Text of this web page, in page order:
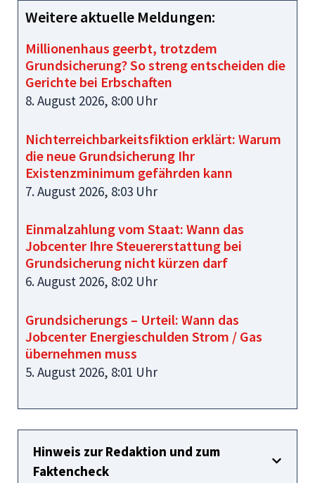
Weitere aktuelle Meldungen:
Millionenhaus geerbt, trotzdem
Grundsicherung? So streng entscheiden die
Gerichte bei Erbschaften
8. August 2026, 8:00 Uhr
Nichterreichbarkeitsfiktion erklärt: Warum
die neue Grundsicherung Ihr
Existenzminimum gefährden kann
7. August 2026, 8:03 Uhr
Einmalzahlung vom Staat: Wann das
Jobcenter Ihre Steuererstattung bei
Grundsicherung nicht kürzen darf
6. August 2026, 8:02 Uhr
Grundsicherungs – Urteil: Wann das
Jobcenter Energieschulden Strom / Gas
übernehmen muss
5. August 2026, 8:01 Uhr
Hinweis zur Redaktion und zum
Faktencheck